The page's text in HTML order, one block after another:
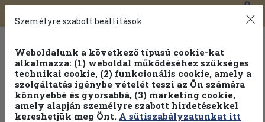
Toggle
navigation
0
Válogasson több mint 1.000.000 kiadványunk közül
100% kedvezménnyel!
Személyre szabott beállítások
Weboldalunk a következő típusú cookie-kat
alkalmazza: (1) weboldal működéséhez szükséges
technikai cookie, (2) funkcionális cookie, amely a
szolgáltatás igénybe vételét teszi az Ön számára
könnyebbé és gyorsabbá, (3) marketing cookie,
amely alapján személyre szabott hirdetésekkel
kereshetjük meg Önt. A sütiszabályzatunkat itt